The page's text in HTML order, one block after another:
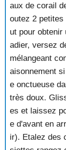
CREVETTES
CREVETTES
CREVETTES
CREVETTES
CREVETTES
CREVETTES
CREVETTES
CREVETTES
CREVETTES
CREVETTES
CREVETTES
aux de corail
outez 2
ut pour obtenir
adier, versez
mélangeant
aisonnement
e onctueuse
très doux.
es et laissez
e d'avant en
ir). Etalez des